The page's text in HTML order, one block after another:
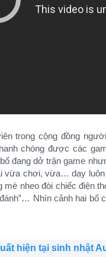
trong cộng đồng
chóng được các
đang dở trận game
vừa chơi, vừa… dạy
nheo đòi chiếc điện
Nhìn cảnh hai bố
hiện tại sinh nhật